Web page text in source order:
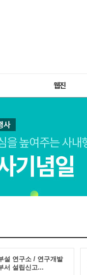
웹진
설 연구소 / 연구개발
서 설립신고...